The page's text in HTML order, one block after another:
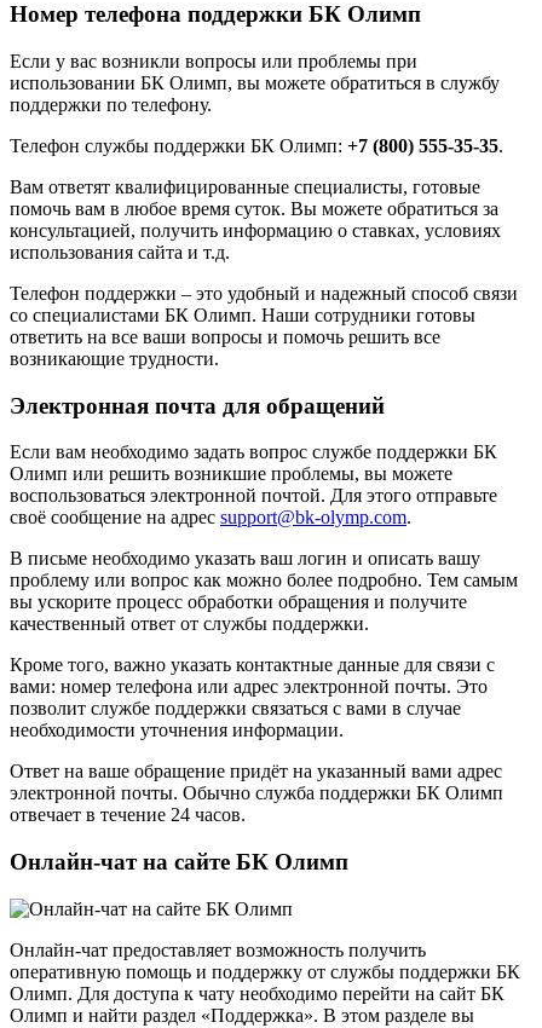
Номер телефона поддержки БК Олимп
Если у вас возникли вопросы или проблемы при
использовании БК Олимп, вы можете обратиться в службу
поддержки по телефону.
Телефон службы поддержки БК Олимп: +7 (800) 555-35-35.
Вам ответят квалифицированные специалисты, готовые
помочь вам в любое время суток. Вы можете обратиться за
консультацией, получить информацию о ставках, условиях
использования сайта и т.д.
Телефон поддержки – это удобный и надежный способ связи
со специалистами БК Олимп. Наши сотрудники готовы
ответить на все ваши вопросы и помочь решить все
возникающие трудности.
Электронная почта для обращений
Если вам необходимо задать вопрос службе поддержки БК
Олимп или решить возникшие проблемы, вы можете
воспользоваться электронной почтой. Для этого отправьте
своё сообщение на адрес support@bk-olymp.com.
В письме необходимо указать ваш логин и описать вашу
проблему или вопрос как можно более подробно. Тем самым
вы ускорите процесс обработки обращения и получите
качественный ответ от службы поддержки.
Кроме того, важно указать контактные данные для связи с
вами: номер телефона или адрес электронной почты. Это
позволит службе поддержки связаться с вами в случае
необходимости уточнения информации.
Ответ на ваше обращение придёт на указанный вами адрес
электронной почты. Обычно служба поддержки БК Олимп
отвечает в течение 24 часов.
Онлайн-чат на сайте БК Олимп
Онлайн-чат предоставляет возможность получить
оперативную помощь и поддержку от службы поддержки БК
Олимп. Для доступа к чату необходимо перейти на сайт БК
Олимп и найти раздел «Поддержка». В этом разделе вы